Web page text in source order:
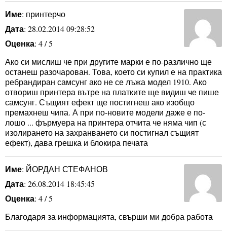
Име: принтерчо
Дата: 28.02.2014 09:28:52
Оценка: 4 / 5
Ако си мислиш че при другите марки е по-различно ще
останеш разочарован. Това, което си купил е на практика
ребрандиран самсунг ако не се лъжа модел 1910. Ако
отвориш принтера вътре на платките ще видиш че пише
самсунг. Същият ефект ще постигнеш ако изобщо
премахнеш чипа. А при по-новите модели даже е по-
лошо ... фърмуера на принтера отчита че няма чип (с
изолирането на захранването си постигнал същият
ефект), дава грешка и блокира печата
Име: ЙОРДАН СТЕФАНОВ
Дата: 26.08.2014 18:45:45
Оценка: 4 / 5
Благодаря за информацията, свърши ми добра работа